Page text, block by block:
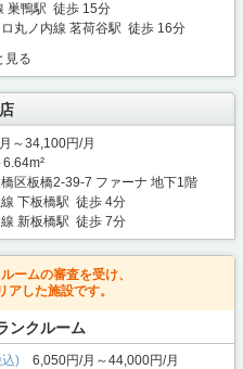
巣鴨駅 徒歩 15分
丸ノ内線 茗荷谷駅 徒歩 16分
見る
～34,100円/月
区板橋2-39-7 ファーナ 地下1階
下板橋駅 徒歩 4分
新板橋駅 徒歩 7分
ームの審査を受け、
アした施設です。
ンクルーム
)
6,050円/月～44,000円/月